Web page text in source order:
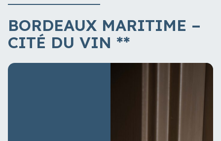
BORDEAUX MARITIME –
CITÉ DU VIN **